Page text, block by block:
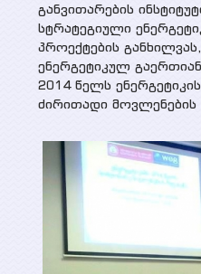
მისია და მიზნები
საქმიანობა
თანამშრომლები
პარტნიორები და
სიახლეები
პუბლიკაციები
კვლევის
სხვადასხვა
პრეზენტაციები
პროექტები
მიმდინარე
მედია
განვითარების
სტრატეგიული
პროექტების
ენერგეტიკულ
2014 წელს
ძირითადი